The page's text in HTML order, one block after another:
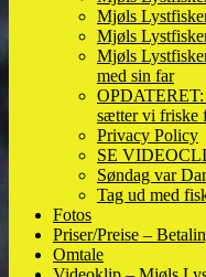
Mjøls
Mjøls
Mjøls
med sin far
OPDATERET:
sætter vi
Privacy Policy
SE
Søndag var
Tag ud med
Fotos
Priser/Preise –
Omtale